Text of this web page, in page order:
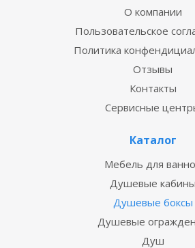
О компании
Пользовательское
Политика
Отзывы
Контакты
Сервисные
Каталог
Мебель для
Душевые кабины
Душевые боксы
Душевые
Душ